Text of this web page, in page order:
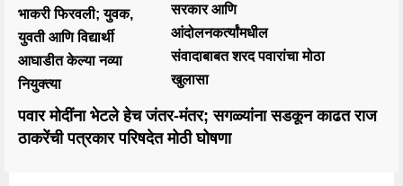
भाकरी फिरवली; युवक,
युवती आणि विद्यार्थी
आघाडीत केल्या नव्या
नियुक्त्या
सरकार आणि
आंदोलनकर्त्यांमधील
संवादाबाबत शरद पवारांचा मोठा
खुलासा
पवार मोदींना भेटले हेच जंतर-मंतर; सगळ्यांना सडकून काढत राज
ठाकरेंची पत्रकार परिषदेत मोठी घोषणा